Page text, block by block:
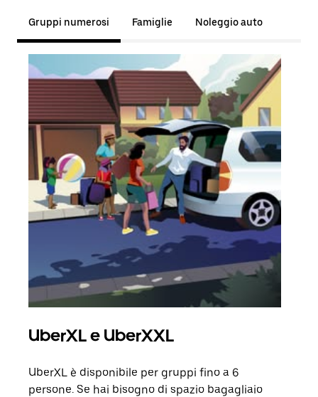
Gruppi numerosi Famiglie Noleggio auto
UberXL e UberXXL
UberXL è disponibile per gruppi fino a 6
persone. Se hai bisogno di spazio bagagliaio